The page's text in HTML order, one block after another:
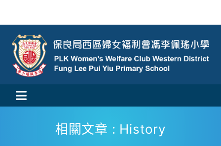
content
Toggle
Navigation
活動消息
相關文章 : History